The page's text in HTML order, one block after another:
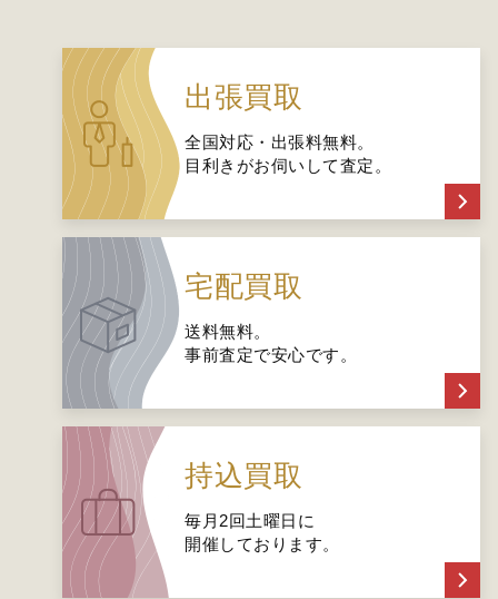
出張買取
全国対応・出張料無料。
目利きがお伺いして査定。
宅配買取
送料無料。
事前査定で安心です。
持込買取
毎月2回土曜日に
開催しております。